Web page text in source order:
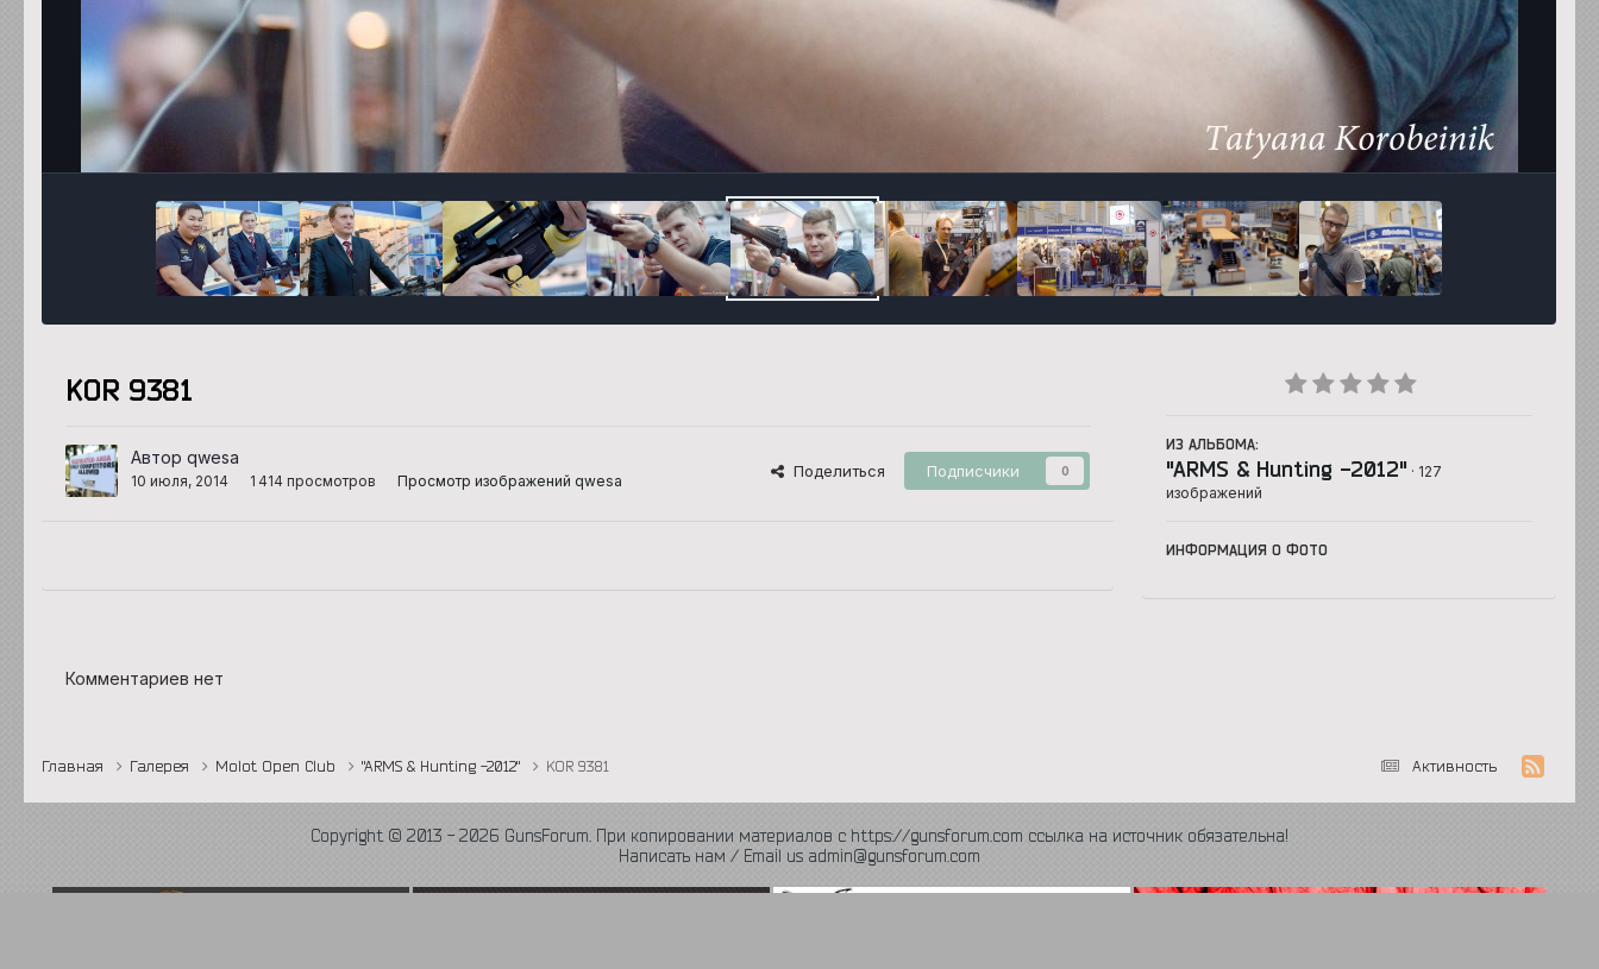
Инструменты
KOR 9381
Автор qwesa
10 июля, 2014 1 414 просмотров Просмотр изображений qwesa
Поделиться Подписчики 0
ИЗ АЛЬБОМА:
"ARMS & Hunting -2012" · 127
изображений
ИНФОРМАЦИЯ О ФОТО
Комментариев нет
Активность
Главная Галерея Molot Open Club "ARMS & Hunting -2012" KOR 9381
Copyright © 2013 - 2026 GunsForum. При копировании материалов с https://gunsforum.com ссылка на источник обязательна!
Написать нам / Email us admin@gunsforum.com